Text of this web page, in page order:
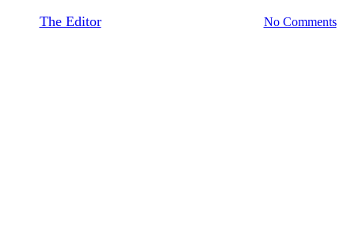
The EditorJuly 30, 2014 No Comments